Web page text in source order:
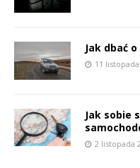
Jak dbać
11
Jak sobie
2 listopada